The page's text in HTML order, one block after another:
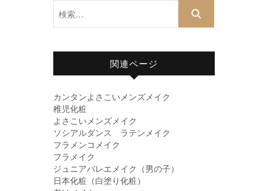
索…
関連ページ
カンタンよさこいメンズメイク
稚児化粧
よさこいメンズメイク
ソシアルダンス ラテンメイク
フラメンコメイク
フラメイク
ジュニアバレエメイク（男の子）
日本化粧（白塗り化粧）